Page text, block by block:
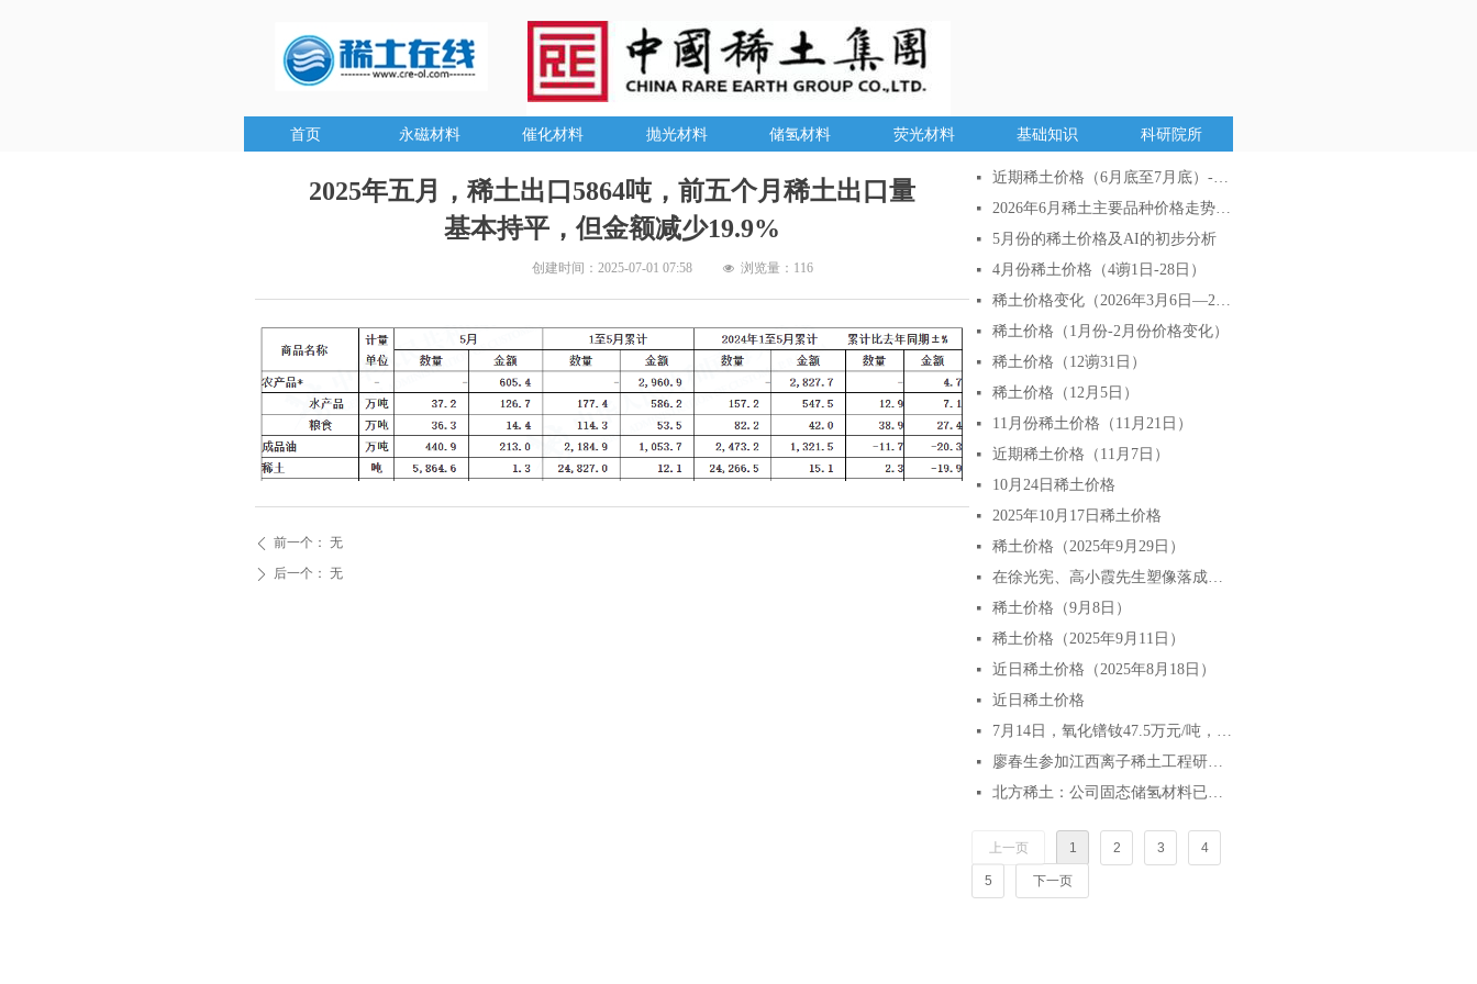
首页 永磁材料 催化材料 抛光材料 储氢材料 荧光材料 基础知识 科研院所
2025年五月，稀土出口5864吨，前五个月稀土出口量
基本持平，但金额减少19.9%
创建时间： 2025-07-01 07:58
ꄴ 前一个： 无
ꄲ 后一个： 无
넶 浏览量： 116
넷 近期稀土价格（6月底至7月底）-AI分析
넷 2026年6月稀土主要品种价格走势分析
넷 5月份的稀土价格及AI的初步分析
넷 4月份稀土价格（4谫1日-28日）
넷 稀土价格变化（2026年3月6日—2026年3月27日）
넷 稀土价格（1月份-2月份价格变化）
넷 稀土价格（12谫31日）
넷 稀土价格（12月5日）
넷 11月份稀土价格（11月21日）
넷 近期稀土价格（11月7日）
넷 10月24日稀土价格
넷 2025年10月17日稀土价格
넷 稀土价格（2025年9月29日）
넷 在徐光宪、高小霞先生塑像落成仪式上的致辞
넷 稀土价格（9月8日）
넷 稀土价格（2025年9月11日）
넷 近日稀土价格（2025年8月18日）
넷 近日稀土价格
넷 7月14日，氧化镨钕47.5万元/吨，较月初涨6.7%，较年初涨18.75%。
넷 廖春生参加江西离子稀土工程研究有限公司技术交流研讨会
넷 北方稀土：公司固态储氢材料已实现小批量生产与销售
上一页 1 2 3 4
5 下一页